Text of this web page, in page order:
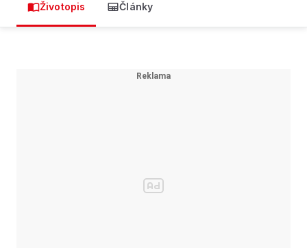
Životopis Články